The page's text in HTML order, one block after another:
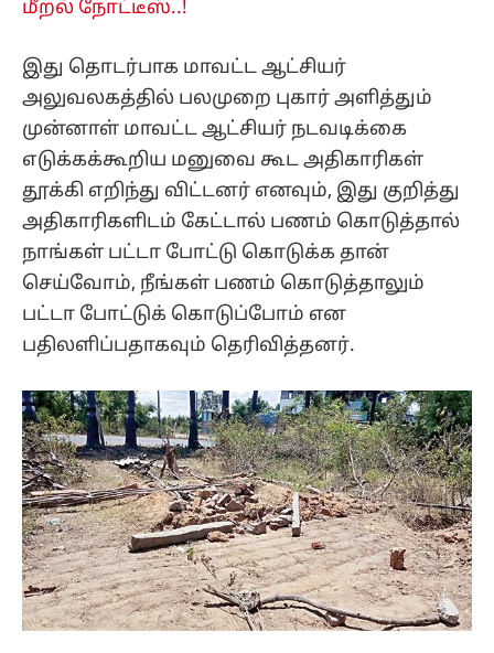
மீறல் நோட்டீஸ்..!
இது தொடர்பாக மாவட்ட ஆட்சியர்
அலுவலகத்தில் பலமுறை புகார் அளித்தும்
முன்னாள் மாவட்ட ஆட்சியர் நடவடிக்கை
எடுக்கக்கூறிய மனுவை கூட அதிகாரிகள்
தூக்கி எறிந்து விட்டனர் எனவும், இது குறித்து
அதிகாரிகளிடம் கேட்டால் பணம் கொடுத்தால்
நாங்கள் பட்டா போட்டு கொடுக்க தான்
செய்வோம், நீங்கள் பணம் கொடுத்தாலும்
பட்டா போட்டுக் கொடுப்போம் என
பதிலளிப்பதாகவும் தெரிவித்தனர்.